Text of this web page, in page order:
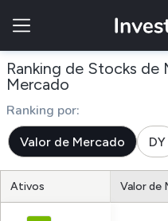
Ranking de Stocks de
Mercado
Ranking por:
Valor de Mercado DY
Ativos Valor de